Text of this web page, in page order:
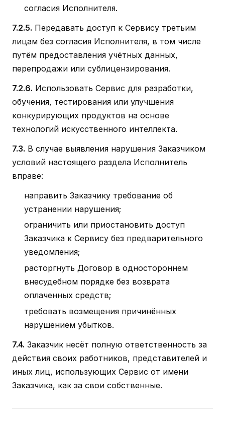
согласия Исполнителя.
7.2.5. Передавать доступ к Сервису третьим
лицам без согласия Исполнителя, в том числе
путём предоставления учётных данных,
перепродажи или сублицензирования.
7.2.6. Использовать Сервис для разработки,
обучения, тестирования или улучшения
конкурирующих продуктов на основе
технологий искусственного интеллекта.
7.3. В случае выявления нарушения Заказчиком
условий настоящего раздела Исполнитель
вправе:
направить Заказчику требование об
устранении нарушения;
ограничить или приостановить доступ
Заказчика к Сервису без предварительного
уведомления;
расторгнуть Договор в одностороннем
внесудебном порядке без возврата
оплаченных средств;
требовать возмещения причинённых
нарушением убытков.
7.4. Заказчик несёт полную ответственность за
действия своих работников, представителей и
иных лиц, использующих Сервис от имени
Заказчика, как за свои собственные.